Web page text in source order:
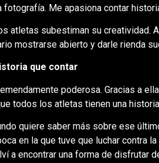
fotografía. Me apasiona contar
atletas subestiman su creatividad.
mostrarse abierto y darle rienda
que contar
poderosa. Gracias a
todos los atletas tienen una
quiere saber más sobre ese
en la que tuve que luchar contra
a encontrar una forma de disfrutar